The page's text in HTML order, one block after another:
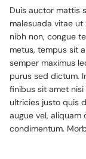
Duis auctor mattis
malesuada vitae ut
nibh non, congue
metus, tempus sit
semper maximus
purus sed dictum.
finibus sit amet
ultricies justo quis
augue vel, aliquam
condimentum.